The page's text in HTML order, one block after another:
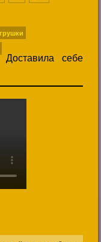
себе